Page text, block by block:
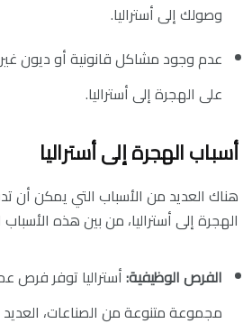
وصولك إلى أستراليا.
عدم وجود مشاكل قانونية أو ديون
على الهجرة إلى أستراليا.
أسباب الهجرة إلى أستراليا
هناك العديد من الأسباب التي يمكن أن
الهجرة إلى أستراليا، من بين هذه
الفرص الوظيفية:أستراليا توفر فرص
مجموعة متنوعة من الصناعات،